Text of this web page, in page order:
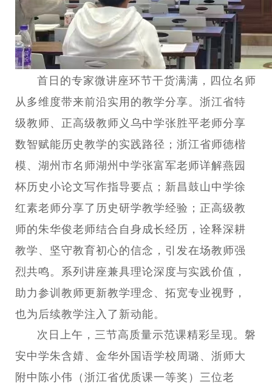
首日的专家微讲座环节干货满满，四位名师
从多维度带来前沿实用的教学分享。浙江省特
级教师、正高级教师义乌中学张胜平老师分享
数智赋能历史教学的实践路径；浙江省师德楷
模、湖州市名师湖州中学张富军老师详解燕园
杯历史小论文写作指导要点；新昌鼓山中学徐
红素老师分享了历史研学教学经验；正高级教
师的朱华俊老师结合自身成长经历，诠释深耕
教学、坚守教育初心的信念，引发在场教师强
烈共鸣。系列讲座兼具理论深度与实践价值，
助力参训教师更新教学理念、拓宽专业视野，
也为后续教学注入了新动能。
次日上午，三节高质量示范课精彩呈现。磐
安中学朱含婧、金华外国语学校周璐、浙师大
附中陈小伟（浙江省优质课一等奖）三位老